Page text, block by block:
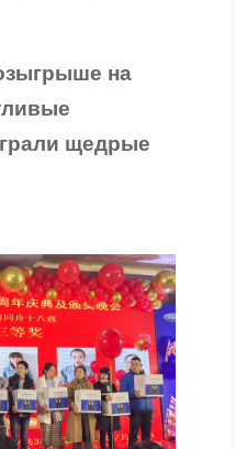
на
щедрые